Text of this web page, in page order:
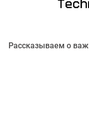
Рассказываем о